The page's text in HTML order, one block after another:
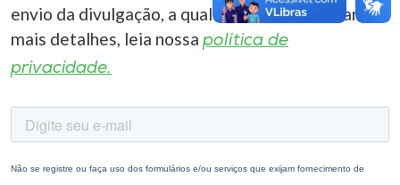
envio da divulgação, a qualquer momento. Para
mais detalhes, leia nossa política de
privacidade.